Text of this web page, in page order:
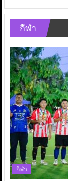
กีฬา
กีฬา